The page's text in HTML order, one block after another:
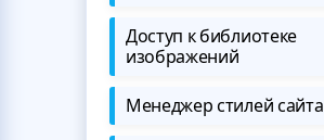
Доступ к библиотеке
изображений
Менеджер стилей сайта